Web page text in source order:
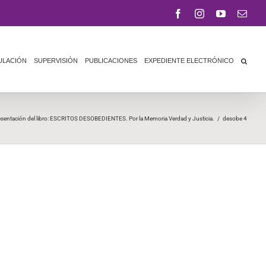
FacebookInstagramYouTube
SUPERVISIÓN PUBLICACIONES EXPEDIENTE ELECTRÓNICO
del libro: ESCRITOS DESOBEDIENTES. Por la Memoria Verdad y Justicia. / desobe 4